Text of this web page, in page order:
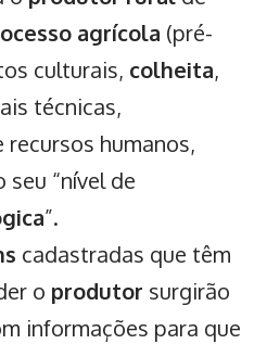
agrícola (pré-
culturais, colheita,
técnicas,
recursos humanos,
seu “nível de
”.
cadastradas que têm
o produtor surgirão
informações para que